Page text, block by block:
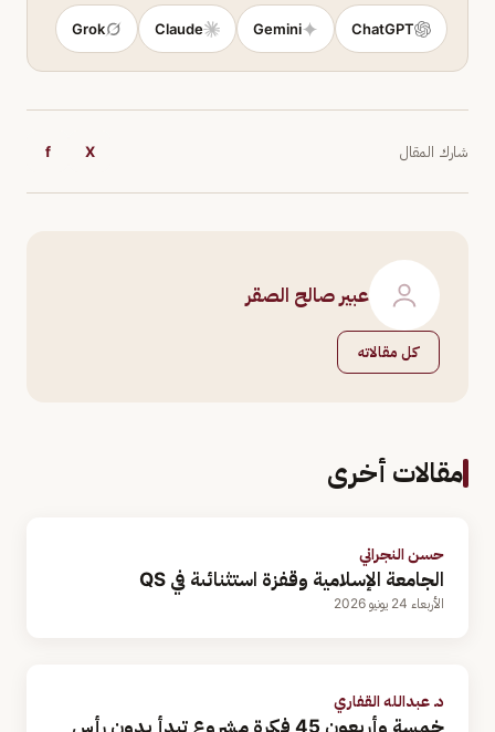
ChatGPT
Gemini
Claude
Grok
شارك المقال X
f
عبير صالح الصقر
كل مقالاته
مقالات أخرى
حسن النجراني
الجامعة الإسلامية وقفزة استثنائىة في QS
الأربعاء 24 يونيو 2026
د. عبدالله القفاري
خمسة وأربعون 45 فكرة مشروع تبدأ بدون رأس